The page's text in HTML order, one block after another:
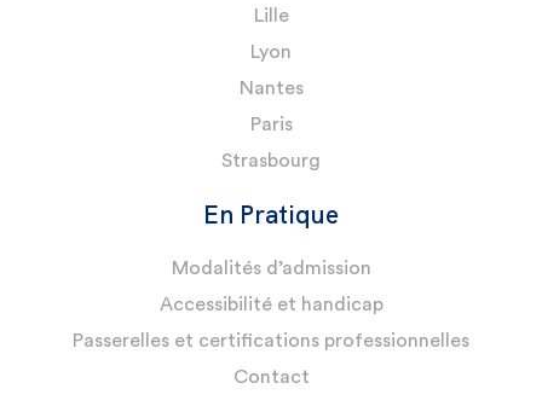
Lille
Lyon
Nantes
Paris
Strasbourg
En Pratique
Modalités d’admission
Accessibilité et handicap
Passerelles et certifications professionnelles
Contact